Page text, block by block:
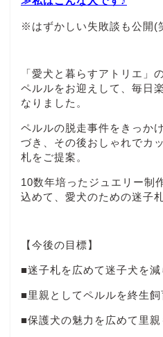
※はずかしい失敗談も公開(
「愛犬と暮らすアトリエ」
ペルルをお迎えして、毎日
なりました。
ペルルの脱走事件をきっか
づき、その後おしゃれでカ
札をご提案。
10数年培ったジュエリー制
込めて、愛犬のための迷子
【今後の目標】
■迷子札を広めて迷子犬を減
■里親としてペルルを終生飼
■保護犬の魅力を広めて里